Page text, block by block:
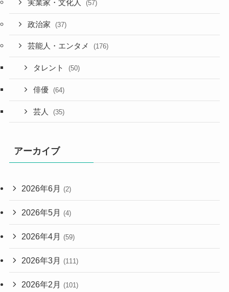
実業家・文化人 (57)
政治家 (37)
芸能人・エンタメ (176)
タレント (50)
俳優 (64)
芸人 (35)
アーカイブ
2026年6月 (2)
2026年5月 (4)
2026年4月 (59)
2026年3月 (111)
2026年2月 (101)